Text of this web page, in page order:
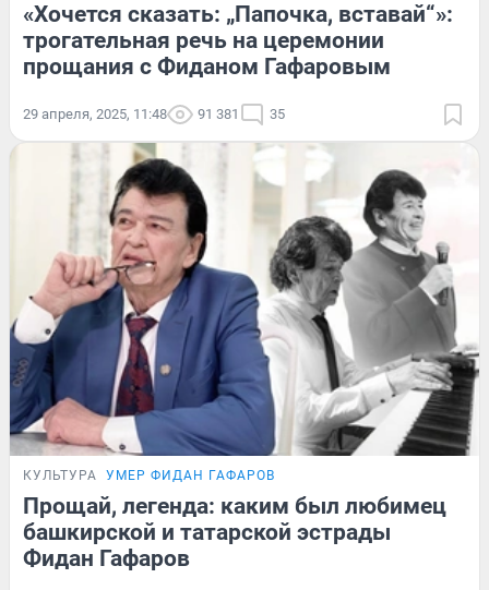
«Хочется сказать: „Папочка, вставай“»:
трогательная речь на церемонии
прощания с Фиданом Гафаровым
29 апреля, 2025, 11:48 91 381 35
КУЛЬТУРА УМЕР ФИДАН ГАФАРОВ
Прощай, легенда: каким был любимец
башкирской и татарской эстрады
Фидан Гафаров